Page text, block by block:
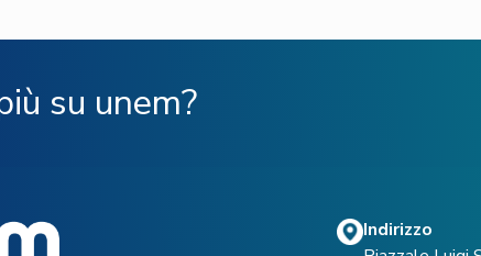
su unem?
Indirizzo